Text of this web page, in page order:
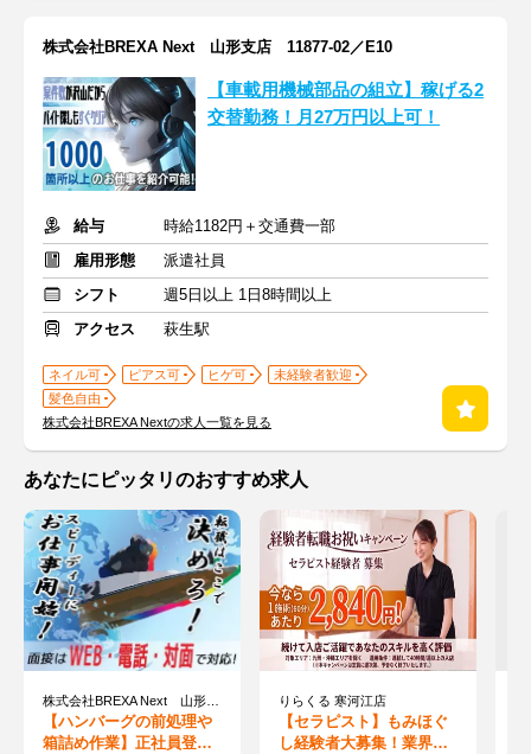
株式会社BREXA Next 山形支店 11877-02／E10
【車載用機械部品の組立】稼げる2
交替勤務！月27万円以上可！
給与
時給1182円＋交通費一部
雇用形態
派遣社員
シフト
週5日以上 1日8時間以上
アクセス
萩生駅
ネイル可 ピアス可 ヒゲ可
未経験者歓迎
髪色自由
株式会社BREXA Nextの求人一覧を見る
あなたにピッタリのおすすめ求人
【ハンバーグの前処理や
箱詰め作業】正社員登用
りらくる 寒河江店
【セラピスト】もみほぐ
し経験者大募集！業界最